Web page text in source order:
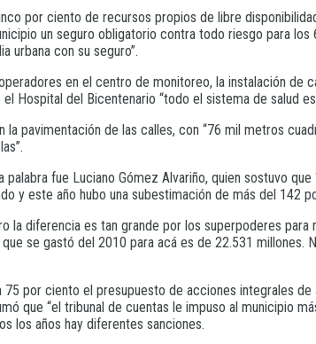
por ciento de recursos propios de libre
un seguro obligatorio contra todo riesgo para
urbana con su seguro”.
en el centro de monitoreo, la instalación de
Hospital del Bicentenario “todo el sistema de salud
la pavimentación de las calles, con “76 mil metros
fue Luciano Gómez Alvariño, quien sostuvo
y este año hubo una subestimación de más del 142
la diferencia es tan grande por los superpoderes
se gastó del 2010 para acá es de 22.531
75 por ciento el presupuesto de acciones integrales
que “el tribunal de cuentas le impuso al municipio
los años hay diferentes sanciones.